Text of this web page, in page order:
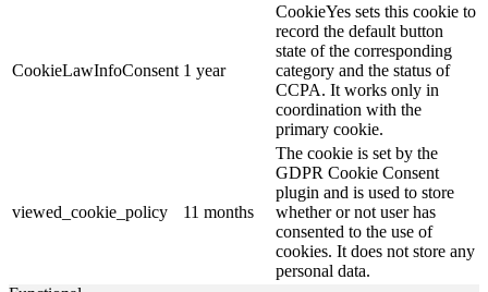
CookieLawInfoConsent 1 year
CookieYes sets this cookie to
record the default button
state of the corresponding
category and the status of
CCPA. It works only in
coordination with the
primary cookie.
viewed_cookie_policy 11 months
The cookie is set by the
GDPR Cookie Consent
plugin and is used to store
whether or not user has
consented to the use of
cookies. It does not store any
personal data.